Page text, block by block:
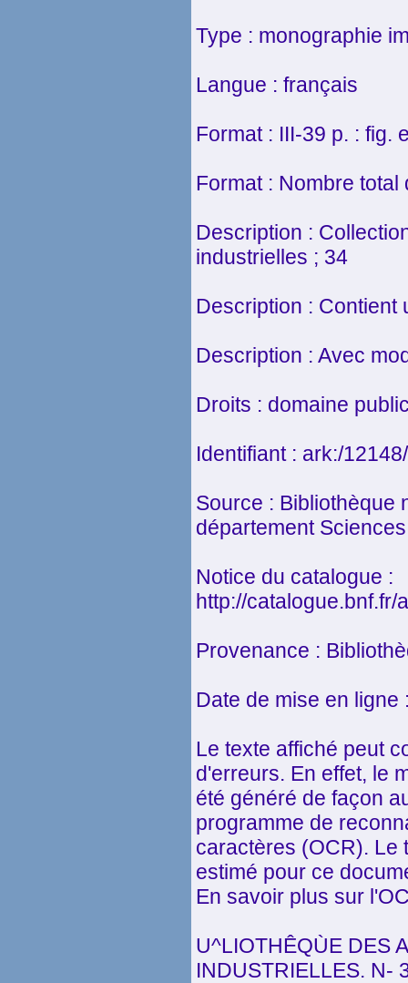
Type : monographie
Langue : français
Format : III-39 p. : fig.
Format : Nombre total
Description :
industrielles ; 34
Description : Contient
Description : Avec
Droits : domaine
Identifiant : ark:/
Source : Bibliothèque
département
Notice du catalogue :
http://
Provenance :
Date de mise en ligne
Le texte affiché peut
d'erreurs. En effet, le
été généré de façon
programme de
caractères (OCR). Le
estimé pour ce
En savoir plus sur
U^LIOTHÊQÙE DES
INDUSTRIELLES. N-